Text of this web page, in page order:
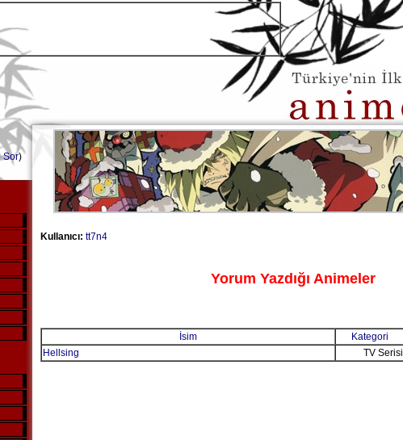
Sor)
Kullanıcı: tt7n4
Yorum Yazdığı Animeler
İsim Kategori
Hellsing
TV Serisi